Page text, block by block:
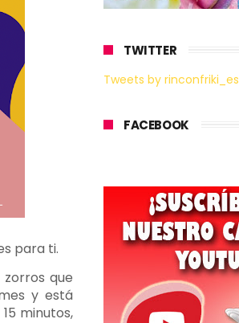
para ti.
que
y está
minutos,
TWITTER
Tweets by rinconfriki_es
FACEBOOK